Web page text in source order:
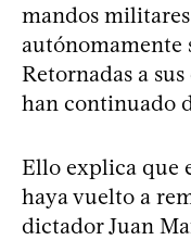
mandos
autónomamente
Retornadas a
han continuado
Ello explica que
haya vuelto a
dictador Juan